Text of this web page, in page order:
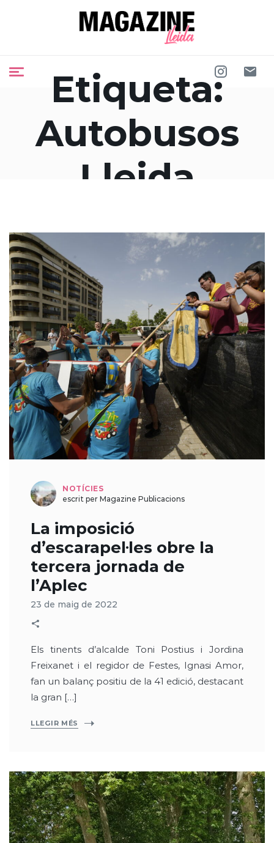
Etiqueta:
Autobusos
Lleida
NOTÍCIES
escrit per Magazine Publicacions
La imposició
d’escarapel·les obre la
tercera jornada de
l’Aplec
23 de maig de 2022
Els tinents d’alcalde Toni Postius i Jordina
Freixanet i el regidor de Festes, Ignasi Amor,
fan un balanç positiu de la 41 edició, destacant
la gran […]
LLEGIR MÉS